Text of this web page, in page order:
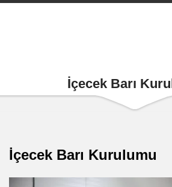
İçecek Barı
İçecek Barı Kurulumu